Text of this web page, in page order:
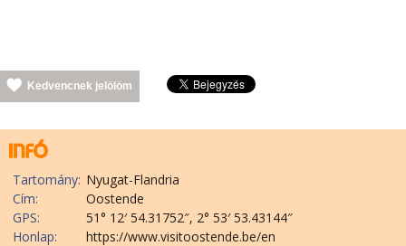
Kedvencnek jelölöm
Tartomány: Nyugat-Flandria
Cím:
Oostende
GPS:
51° 12′ 54.31752″, 2° 53′ 53.43144″
Honlap:
https://www.visitoostende.be/en